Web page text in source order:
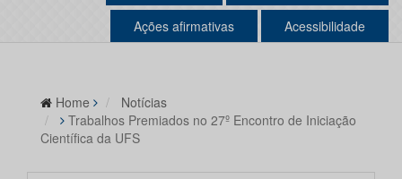
Ações afirmativas Acessibilidade
Home
Notícias
Trabalhos Premiados no 27º Encontro de Iniciação
Científica da UFS